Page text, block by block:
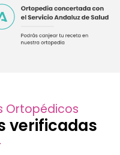
Ortopédicos
verificadas